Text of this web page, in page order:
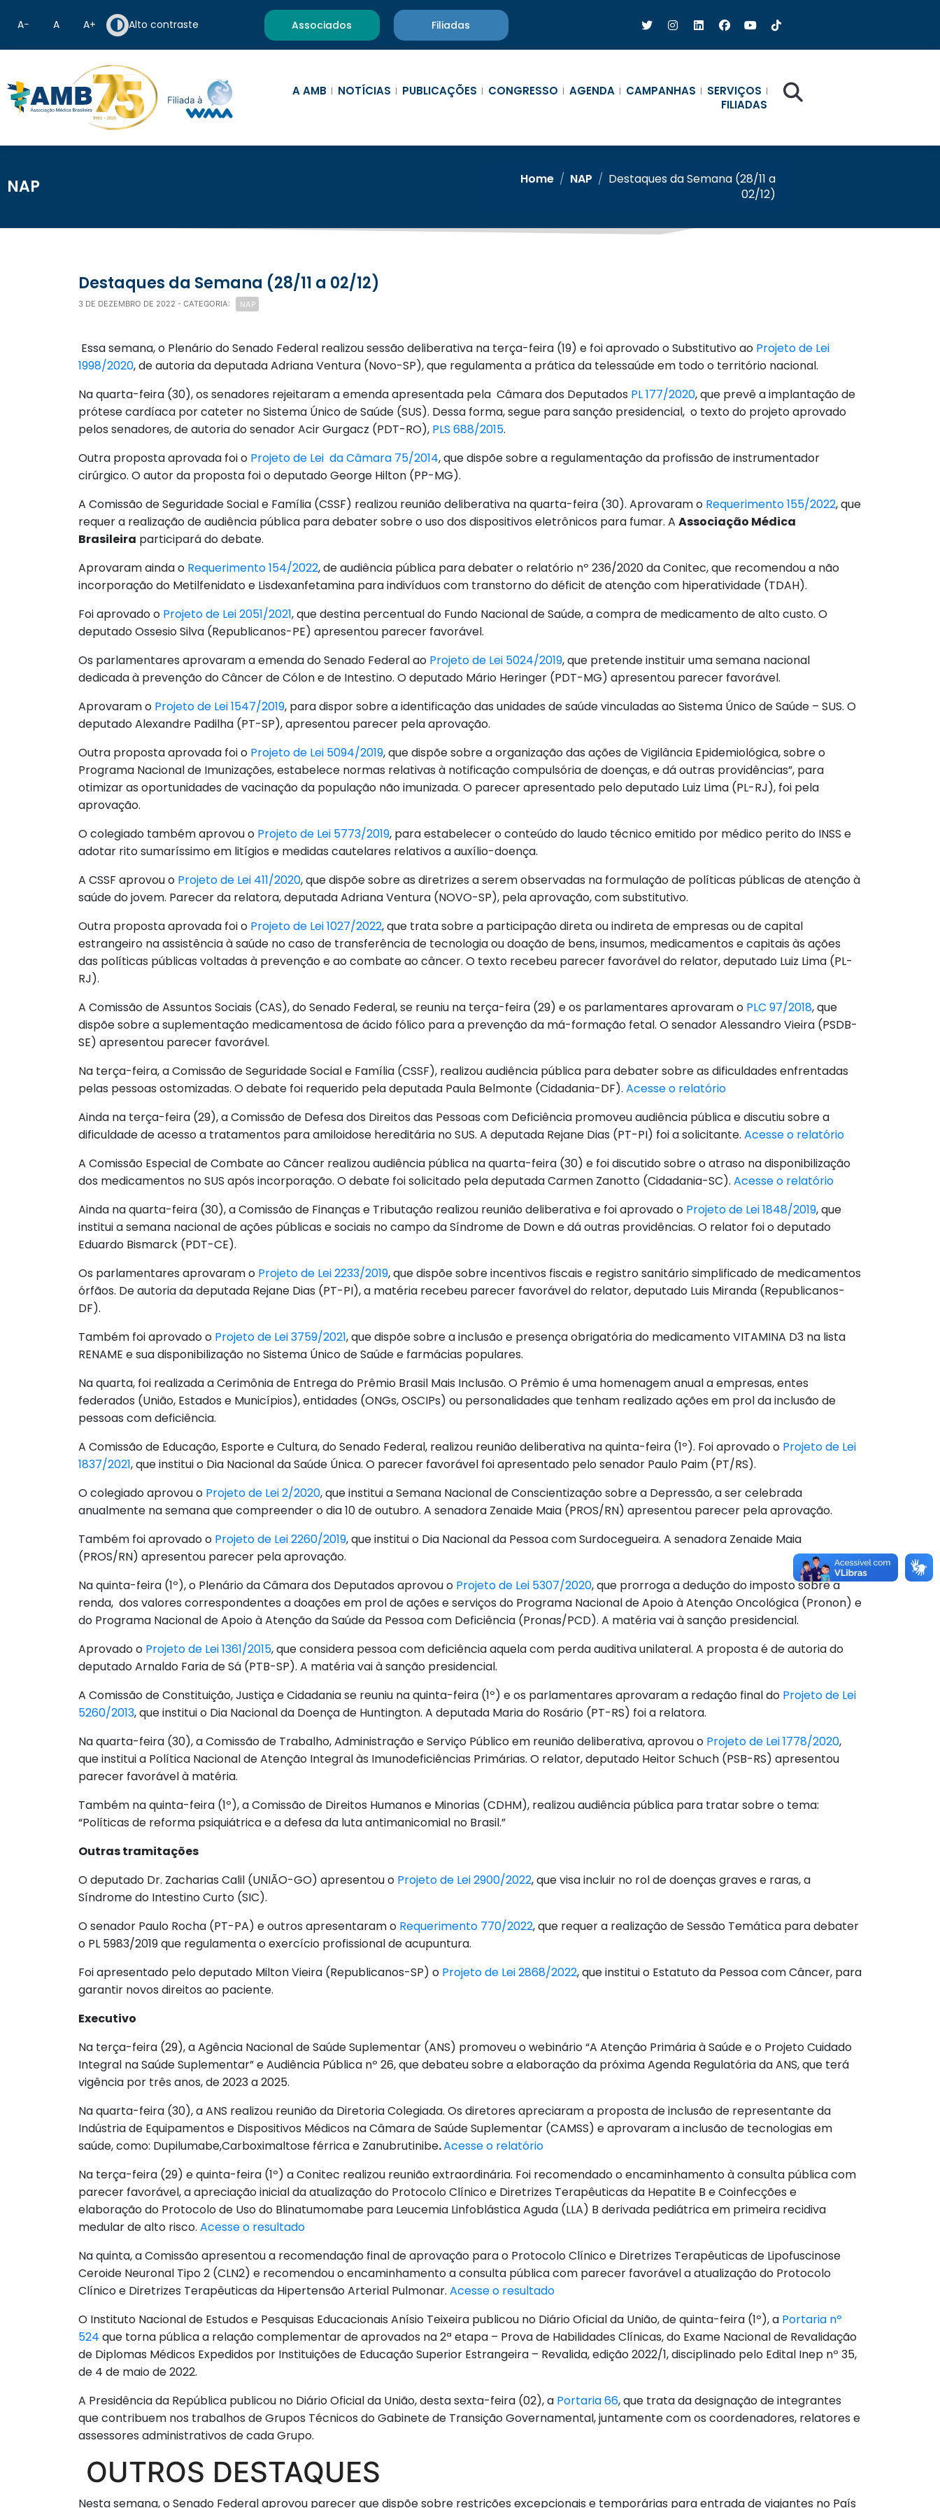
A− A A+ Alto contraste Associados Filiadas
A AMB NOTÍCIAS PUBLICAÇÕES CONGRESSO AGENDA CAMPANHAS
SERVIÇOS
FILIADAS
NAP Home / NAP / Destaques da Semana (28/11 a
02/12)
Destaques da Semana (28/11 a 02/12)
3 DE DEZEMBRO DE 2022 - CATEGORIA: NAP
Essa semana, o Plenário do Senado Federal realizou sessão deliberativa na terça-feira (19) e foi aprovado o Substitutivo ao Projeto de Lei
1998/2020, de autoria da deputada Adriana Ventura (Novo-SP), que regulamenta a prática da telessaúde em todo o território nacional.
Na quarta-feira (30), os senadores rejeitaram a emenda apresentada pela Câmara dos Deputados PL 177/2020, que prevê a implantação de
prótese cardíaca por cateter no Sistema Único de Saúde (SUS). Dessa forma, segue para sanção presidencial, o texto do projeto aprovado
pelos senadores, de autoria do senador Acir Gurgacz (PDT-RO), PLS 688/2015.
Outra proposta aprovada foi o Projeto de Lei da Câmara 75/2014, que dispõe sobre a regulamentação da profissão de instrumentador
cirúrgico. O autor da proposta foi o deputado George Hilton (PP-MG).
A Comissão de Seguridade Social e Família (CSSF) realizou reunião deliberativa na quarta-feira (30). Aprovaram o Requerimento 155/2022, que
requer a realização de audiência pública para debater sobre o uso dos dispositivos eletrônicos para fumar. A Associação Médica
Brasileira participará do debate.
Aprovaram ainda o Requerimento 154/2022, de audiência pública para debater o relatório nº 236/2020 da Conitec, que recomendou a não
incorporação do Metilfenidato e Lisdexanfetamina para indivíduos com transtorno do déficit de atenção com hiperatividade (TDAH).
Foi aprovado o Projeto de Lei 2051/2021, que destina percentual do Fundo Nacional de Saúde, a compra de medicamento de alto custo. O
deputado Ossesio Silva (Republicanos-PE) apresentou parecer favorável.
Os parlamentares aprovaram a emenda do Senado Federal ao Projeto de Lei 5024/2019, que pretende instituir uma semana nacional
dedicada à prevenção do Câncer de Cólon e de Intestino. O deputado Mário Heringer (PDT-MG) apresentou parecer favorável.
Aprovaram o Projeto de Lei 1547/2019, para dispor sobre a identificação das unidades de saúde vinculadas ao Sistema Único de Saúde – SUS. O
deputado Alexandre Padilha (PT-SP), apresentou parecer pela aprovação.
Outra proposta aprovada foi o Projeto de Lei 5094/2019, que dispõe sobre a organização das ações de Vigilância Epidemiológica, sobre o
Programa Nacional de Imunizações, estabelece normas relativas à notificação compulsória de doenças, e dá outras providências”, para
otimizar as oportunidades de vacinação da população não imunizada. O parecer apresentado pelo deputado Luiz Lima (PL-RJ), foi pela
aprovação.
O colegiado também aprovou o Projeto de Lei 5773/2019, para estabelecer o conteúdo do laudo técnico emitido por médico perito do INSS e
adotar rito sumaríssimo em litígios e medidas cautelares relativos a auxílio-doença.
A CSSF aprovou o Projeto de Lei 411/2020, que dispõe sobre as diretrizes a serem observadas na formulação de políticas públicas de atenção à
saúde do jovem. Parecer da relatora, deputada Adriana Ventura (NOVO-SP), pela aprovação, com substitutivo.
Outra proposta aprovada foi o Projeto de Lei 1027/2022, que trata sobre a participação direta ou indireta de empresas ou de capital
estrangeiro na assistência à saúde no caso de transferência de tecnologia ou doação de bens, insumos, medicamentos e capitais às ações
das políticas públicas voltadas à prevenção e ao combate ao câncer. O texto recebeu parecer favorável do relator, deputado Luiz Lima (PL-
RJ).
A Comissão de Assuntos Sociais (CAS), do Senado Federal, se reuniu na terça-feira (29) e os parlamentares aprovaram o PLC 97/2018, que
dispõe sobre a suplementação medicamentosa de ácido fólico para a prevenção da má-formação fetal. O senador Alessandro Vieira (PSDB-
SE) apresentou parecer favorável.
Na terça-feira, a Comissão de Seguridade Social e Família (CSSF), realizou audiência pública para debater sobre as dificuldades enfrentadas
pelas pessoas ostomizadas. O debate foi requerido pela deputada Paula Belmonte (Cidadania-DF). Acesse o relatório
Ainda na terça-feira (29), a Comissão de Defesa dos Direitos das Pessoas com Deficiência promoveu audiência pública e discutiu sobre a
dificuldade de acesso a tratamentos para amiloidose hereditária no SUS. A deputada Rejane Dias (PT-PI) foi a solicitante. Acesse o relatório
A Comissão Especial de Combate ao Câncer realizou audiência pública na quarta-feira (30) e foi discutido sobre o atraso na disponibilização
dos medicamentos no SUS após incorporação. O debate foi solicitado pela deputada Carmen Zanotto (Cidadania-SC). Acesse o relatório
Ainda na quarta-feira (30), a Comissão de Finanças e Tributação realizou reunião deliberativa e foi aprovado o Projeto de Lei 1848/2019, que
institui a semana nacional de ações públicas e sociais no campo da Síndrome de Down e dá outras providências. O relator foi o deputado
Eduardo Bismarck (PDT-CE).
Os parlamentares aprovaram o Projeto de Lei 2233/2019, que dispõe sobre incentivos fiscais e registro sanitário simplificado de medicamentos
órfãos. De autoria da deputada Rejane Dias (PT-PI), a matéria recebeu parecer favorável do relator, deputado Luis Miranda (Republicanos-
DF).
Também foi aprovado o Projeto de Lei 3759/2021, que dispõe sobre a inclusão e presença obrigatória do medicamento VITAMINA D3 na lista
RENAME e sua disponibilização no Sistema Único de Saúde e farmácias populares.
Na quarta, foi realizada a Cerimônia de Entrega do Prêmio Brasil Mais Inclusão. O Prêmio é uma homenagem anual a empresas, entes
federados (União, Estados e Municípios), entidades (ONGs, OSCIPs) ou personalidades que tenham realizado ações em prol da inclusão de
pessoas com deficiência.
A Comissão de Educação, Esporte e Cultura, do Senado Federal, realizou reunião deliberativa na quinta-feira (1º). Foi aprovado o Projeto de Lei
1837/2021, que institui o Dia Nacional da Saúde Única. O parecer favorável foi apresentado pelo senador Paulo Paim (PT/RS).
O colegiado aprovou o Projeto de Lei 2/2020, que institui a Semana Nacional de Conscientização sobre a Depressão, a ser celebrada
anualmente na semana que compreender o dia 10 de outubro. A senadora Zenaide Maia (PROS/RN) apresentou parecer pela aprovação.
Também foi aprovado o Projeto de Lei 2260/2019, que institui o Dia Nacional da Pessoa com Surdocegueira. A senadora Zenaide Maia
(PROS/RN) apresentou parecer pela aprovação.
Na quinta-feira (1º), o Plenário da Câmara dos Deputados aprovou o Projeto de Lei 5307/2020, que prorroga a dedução do imposto sobre a
renda, dos valores correspondentes a doações em prol de ações e serviços do Programa Nacional de Apoio à Atenção Oncológica (Pronon) e
do Programa Nacional de Apoio à Atenção da Saúde da Pessoa com Deficiência (Pronas/PCD). A matéria vai à sanção presidencial.
Aprovado o Projeto de Lei 1361/2015, que considera pessoa com deficiência aquela com perda auditiva unilateral. A proposta é de autoria do
deputado Arnaldo Faria de Sá (PTB-SP). A matéria vai à sanção presidencial.
A Comissão de Constituição, Justiça e Cidadania se reuniu na quinta-feira (1º) e os parlamentares aprovaram a redação final do Projeto de Lei
5260/2013, que institui o Dia Nacional da Doença de Huntington. A deputada Maria do Rosário (PT-RS) foi a relatora.
Na quarta-feira (30), a Comissão de Trabalho, Administração e Serviço Público em reunião deliberativa, aprovou o Projeto de Lei 1778/2020,
que institui a Política Nacional de Atenção Integral às Imunodeficiências Primárias. O relator, deputado Heitor Schuch (PSB-RS) apresentou
parecer favorável à matéria.
Também na quinta-feira (1º), a Comissão de Direitos Humanos e Minorias (CDHM), realizou audiência pública para tratar sobre o tema:
“Políticas de reforma psiquiátrica e a defesa da luta antimanicomial no Brasil.”
Outras tramitações
O deputado Dr. Zacharias Calil (UNIÃO-GO) apresentou o Projeto de Lei 2900/2022, que visa incluir no rol de doenças graves e raras, a
Síndrome do Intestino Curto (SIC).
O senador Paulo Rocha (PT-PA) e outros apresentaram o Requerimento 770/2022, que requer a realização de Sessão Temática para debater
o PL 5983/2019 que regulamenta o exercício profissional de acupuntura.
Foi apresentado pelo deputado Milton Vieira (Republicanos-SP) o Projeto de Lei 2868/2022, que institui o Estatuto da Pessoa com Câncer, para
garantir novos direitos ao paciente.
Executivo
Na terça-feira (29), a Agência Nacional de Saúde Suplementar (ANS) promoveu o webinário “A Atenção Primária à Saúde e o Projeto Cuidado
Integral na Saúde Suplementar” e Audiência Pública nº 26, que debateu sobre a elaboração da próxima Agenda Regulatória da ANS, que terá
vigência por três anos, de 2023 a 2025.
Na quarta-feira (30), a ANS realizou reunião da Diretoria Colegiada. Os diretores apreciaram a proposta de inclusão de representante da
Indústria de Equipamentos e Dispositivos Médicos na Câmara de Saúde Suplementar (CAMSS) e aprovaram a inclusão de tecnologias em
saúde, como: Dupilumabe,Carboximaltose férrica e Zanubrutinibe.Acesse o relatório
Na terça-feira (29) e quinta-feira (1º) a Conitec realizou reunião extraordinária. Foi recomendado o encaminhamento à consulta pública com
parecer favorável, a apreciação inicial da atualização do Protocolo Clínico e Diretrizes Terapêuticas da Hepatite B e Coinfecções e
elaboração do Protocolo de Uso do Blinatumomabe para Leucemia Linfoblástica Aguda (LLA) B derivada pediátrica em primeira recidiva
medular de alto risco. Acesse o resultado
Na quinta, a Comissão apresentou a recomendação final de aprovação para o Protocolo Clínico e Diretrizes Terapêuticas de Lipofuscinose
Ceroide Neuronal Tipo 2 (CLN2) e recomendou o encaminhamento a consulta pública com parecer favorável a atualização do Protocolo
Clínico e Diretrizes Terapêuticas da Hipertensão Arterial Pulmonar. Acesse o resultado
O Instituto Nacional de Estudos e Pesquisas Educacionais Anísio Teixeira publicou no Diário Oficial da União, de quinta-feira (1º), a Portaria nº
524 que torna pública a relação complementar de aprovados na 2ª etapa – Prova de Habilidades Clínicas, do Exame Nacional de Revalidação
de Diplomas Médicos Expedidos por Instituições de Educação Superior Estrangeira – Revalida, edição 2022/1, disciplinado pelo Edital Inep nº 35,
de 4 de maio de 2022.
A Presidência da República publicou no Diário Oficial da União, desta sexta-feira (02), a Portaria 66, que trata da designação de integrantes
que contribuem nos trabalhos de Grupos Técnicos do Gabinete de Transição Governamental, juntamente com os coordenadores, relatores e
assessores administrativos de cada Grupo.
OUTROS DESTAQUES
Nesta semana, o Senado Federal aprovou parecer que dispõe sobre restrições excepcionais e temporárias para entrada de viajantes no País